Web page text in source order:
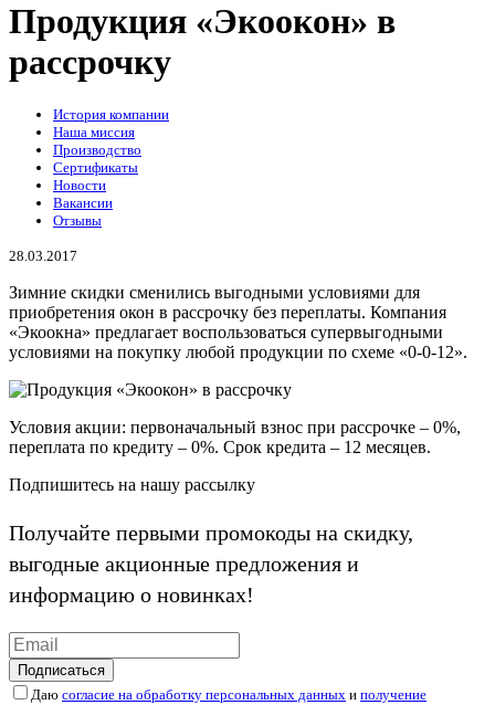
Продукция «Экоокон» в
рассрочку
История компании
Наша миссия
Производство
Сертификаты
Новости
Вакансии
Отзывы
28.03.2017
Зимние скидки сменились выгодными условиями для
приобретения окон в рассрочку без переплаты. Компания
«Экоокна» предлагает воспользоваться супервыгодными
условиями на покупку любой продукции по схеме «0-0-12».
Условия акции: первоначальный взнос при рассрочке – 0%,
переплата по кредиту – 0%. Срок кредита – 12 месяцев.
Подпишитесь на нашу рассылку
Получайте первыми промокоды на скидку,
выгодные акционные предложения и
информацию о новинках!
Подписаться
Даю согласие на обработку персональных данных и получение